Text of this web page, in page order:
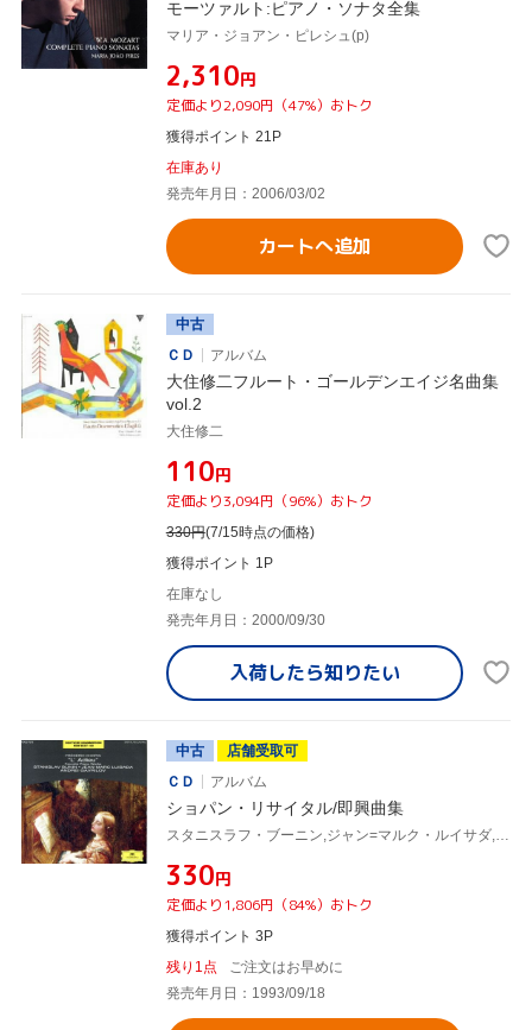
モーツァルト:ピアノ・ソナタ全集
マリア・ジョアン・ピレシュ(p)
¥2,310円
定価より2,090円（47%）おトク
獲得ポイント 21P
在庫あり
発売年月日：2006/03/02
カートへ追加
中古
ＣＤ
アルバム
大住修二フルート・ゴールデンエイジ名曲集
vol.2
大住修二
¥110円
定価より3,094円（96%）おトク
330円(7/15時点の価格)
獲得ポイント 1P
在庫なし
発売年月日：2000/09/30
入荷したら知りたい
中古
店舗受取可
ＣＤ
アルバム
ショパン・リサイタル/即興曲集
¥330円
定価より1,806円（84%）おトク
獲得ポイント 3P
残り1点
ご注文はお早めに
発売年月日：1993/09/18